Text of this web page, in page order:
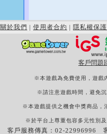
關於我們 | 使用者合約 | 隱私權保護
客戶問題
※本遊戲為免費使用，遊戲
※請注意遊戲時間，避免
※本遊戲提供之機會中獎商品，
※於平台上尊重包容多元性別
客戶服務傳真：02-22996996